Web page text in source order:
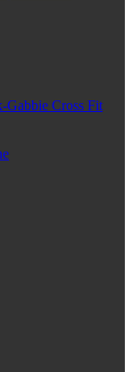
Gabbie Cross Fit